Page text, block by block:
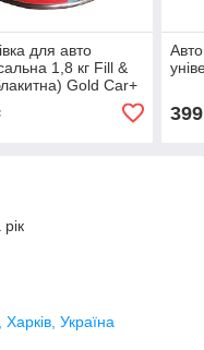
для авто
1,8 кг Fill &
Gold Car+
399
Україна